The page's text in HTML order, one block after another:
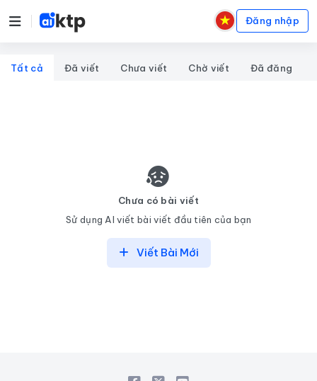
Đăng nhập
Tất cả Đã viết Chưa viết Chờ viết Đã đăng
Chưa có bài viết
Sử dụng AI viết bài viết đầu tiên của bạn
Viết Bài Mới